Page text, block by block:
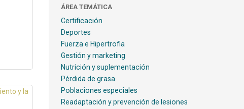
ÁREA TEMÁTICA
Certificación
Deportes
Fuerza e Hipertrofia
Gestión y marketing
Nutrición y suplementación
Pérdida de grasa
Poblaciones especiales
Readaptación y prevención de lesiones